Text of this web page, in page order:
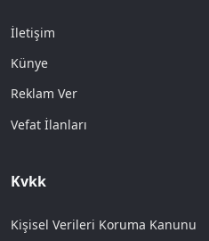
İletişim
Künye
Reklam Ver
Vefat İlanları
Kvkk
Kişisel Verileri Koruma Kanunu